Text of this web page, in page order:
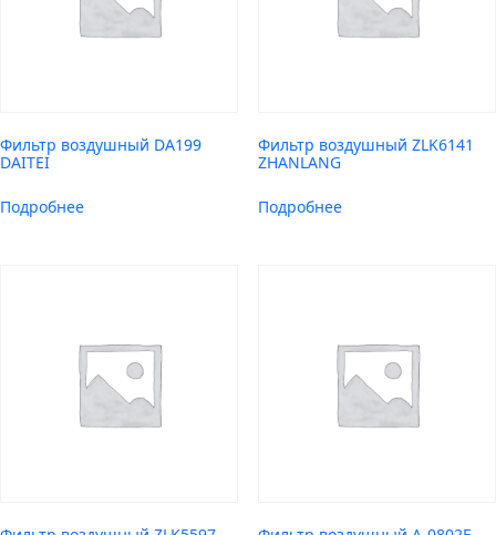
Фильтр воздушный DA199
DAITEI
Подробнее
Фильтр воздушный ZLK6141
ZHANLANG
Подробнее